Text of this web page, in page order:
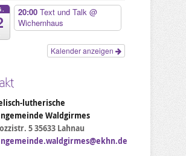
20:00 Text und Talk @
Wichernhaus
Kalender anzeigen
lutherische
Waldgirmes
5 35633 Lahnau